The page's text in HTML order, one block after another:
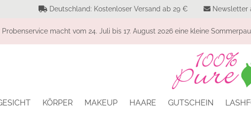
Deutschland: Kostenloser Versand ab 29 € Newsletter
Probenservice macht vom 24. Juli bis 17. August 2026 eine kleine
KÖRPER MAKEUP HAARE GUTSCHEIN